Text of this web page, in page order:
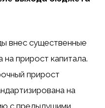
внес существенные
прирост капитала.
прирост
на